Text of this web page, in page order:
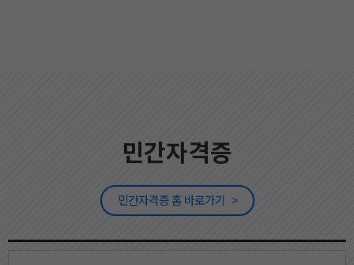
민간자격증
민간자격증 홈 바로가기 >